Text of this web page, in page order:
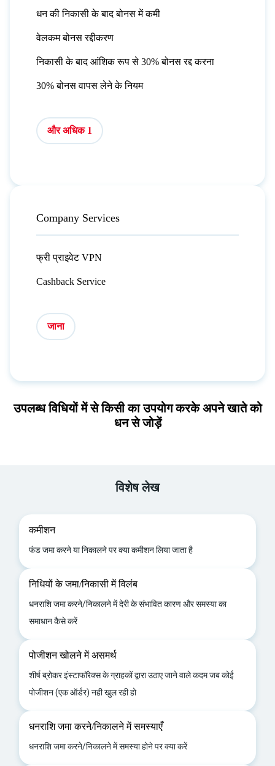
धन की निकासी के बाद बोनस में कमी
वेलकम बोनस रद्दीकरण
निकासी के बाद आंशिक रूप से 30% बोनस रद्द करना
30% बोनस वापस लेने के नियम
और अधिक 1
Company Services
फ्री प्राइवेट VPN
Cashback Service
जाना
उपलब्ध विधियों में से किसी का उपयोग करके अपने खाते को
धन से जोड़ें
विशेष लेख
कमीशन
फंड जमा करने या निकालने पर क्या कमीशन लिया जाता है
निधियों के जमा/निकासी में विलंब
धनराशि जमा करने/निकालने में देरी के संभावित कारण और समस्या का
समाधान कैसे करें
पोजीशन खोलने में असमर्थ
शीर्ष ब्रोकर इंस्टाफॉरेक्स के ग्राहकों द्वारा उठाए जाने वाले कदम जब कोई
पोजीशन (एक ऑर्डर) नही खुल रही हो
धनराशि जमा करने/निकालने में समस्याएँ
धनराशि जमा करने/निकालने में समस्या होने पर क्या करें